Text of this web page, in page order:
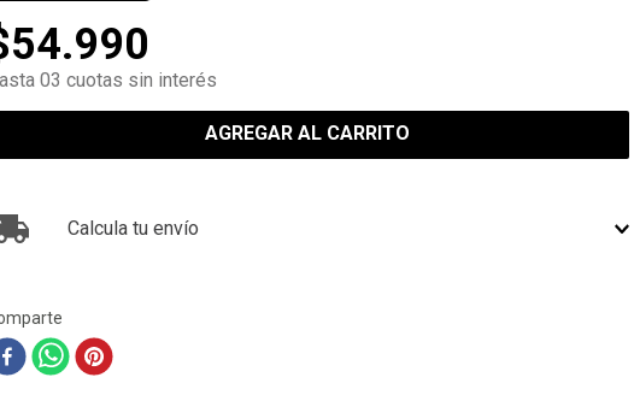
54.990
03 cuotas sin interés
AGREGAR AL CARRITO
Calcula tu envío